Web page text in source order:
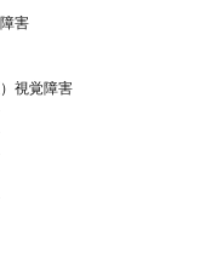
害
視覚障害